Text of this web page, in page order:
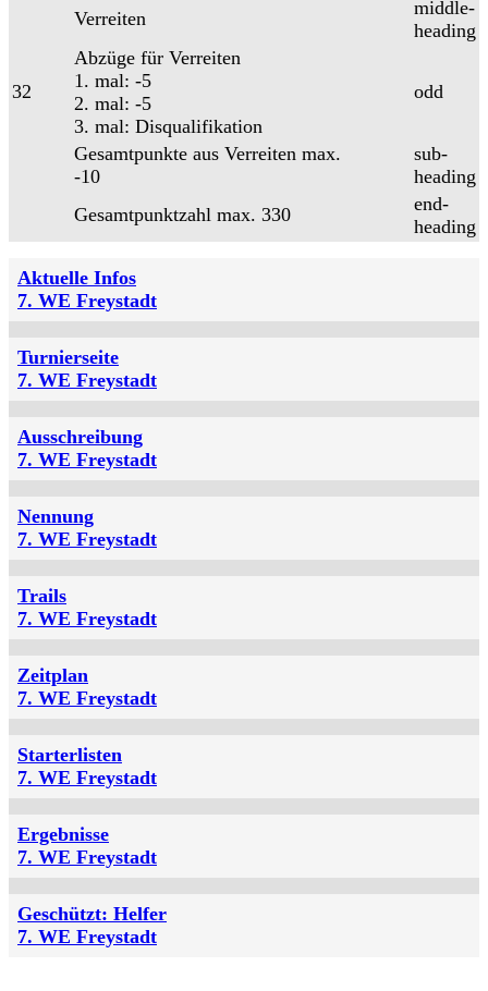
Verreiten
middle-
heading
32
Abzüge für Verreiten
1. mal: -5
2. mal: -5
3. mal: Disqualifikation
odd
Gesamtpunkte aus Verreiten max.
-10
sub-
heading
Gesamtpunktzahl max. 330
end-
heading
Aktuelle Infos
7. WE Freystadt
Turnierseite
7. WE Freystadt
Ausschreibung
7. WE Freystadt
Nennung
7. WE Freystadt
Trails
7. WE Freystadt
Zeitplan
7. WE Freystadt
Starterlisten
7. WE Freystadt
Ergebnisse
7. WE Freystadt
Geschützt: Helfer
7. WE Freystadt